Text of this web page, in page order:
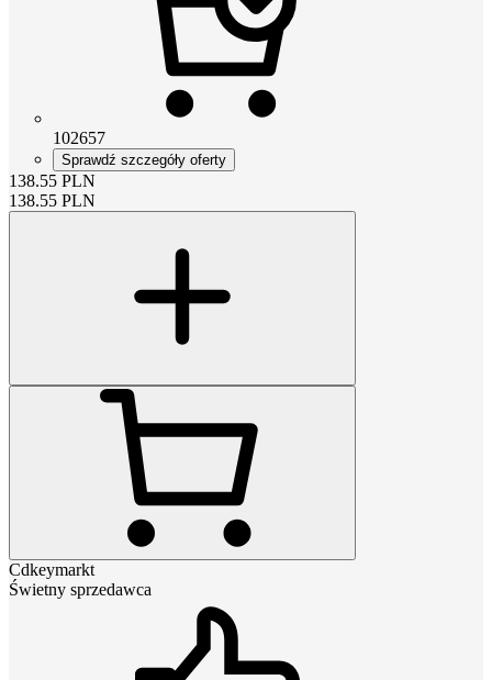
102657
Sprawdź szczegóły oferty
138.55 PLN
138.55 PLN
Cdkeymarkt
Świetny sprzedawca